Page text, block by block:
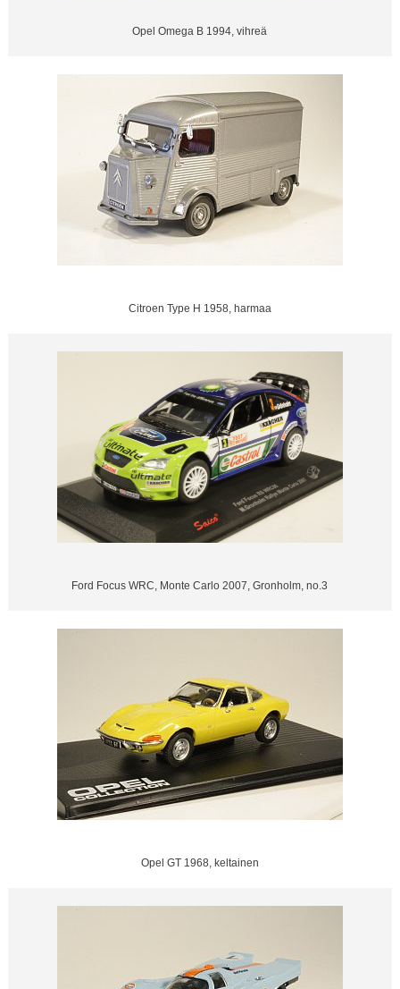
Opel Omega B 1994, vihreä
Citroen Type H 1958, harmaa
Ford Focus WRC, Monte Carlo 2007, Gronholm, no.3
Opel GT 1968, keltainen